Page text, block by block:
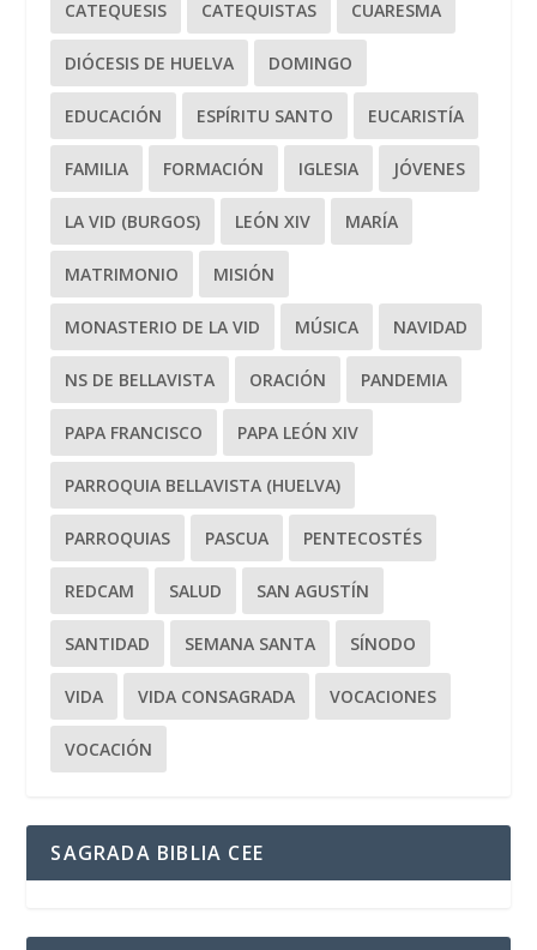
CATEQUESIS CATEQUISTAS CUARESMA
DIÓCESIS DE HUELVA DOMINGO
EDUCACIÓN ESPÍRITU SANTO EUCARISTÍA
FAMILIA FORMACIÓN IGLESIA JÓVENES
LA VID (BURGOS) LEÓN XIV MARÍA
MATRIMONIO MISIÓN
MONASTERIO DE LA VID MÚSICA NAVIDAD
NS DE BELLAVISTA ORACIÓN PANDEMIA
PAPA FRANCISCO PAPA LEÓN XIV
PARROQUIA BELLAVISTA (HUELVA)
PARROQUIAS PASCUA PENTECOSTÉS
REDCAM SALUD SAN AGUSTÍN
SANTIDAD SEMANA SANTA SÍNODO
VIDA VIDA CONSAGRADA VOCACIONES
VOCACIÓN
SAGRADA BIBLIA CEE